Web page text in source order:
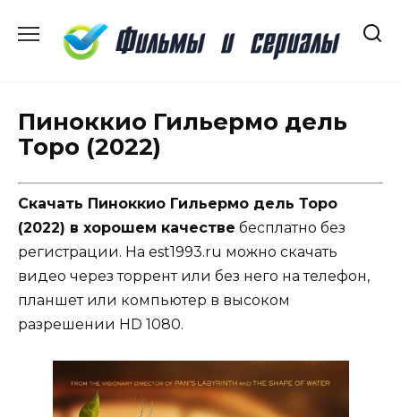
содержанию
Пиноккио Гильермо дель
Торо (2022)
Скачать Пиноккио Гильермо дель Торо
(2022) в хорошем качестве бесплатно без
регистрации. На est1993.ru можно скачать
видео через торрент или без него на телефон,
планшет или компьютер в высоком
разрешении HD 1080.